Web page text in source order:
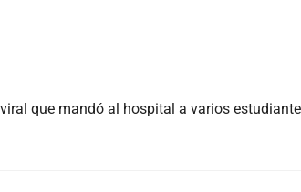
que mandó al hospital a varios